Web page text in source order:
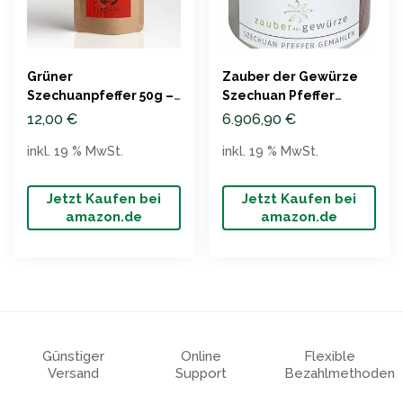
Grüner
Szechuanpfeffer 50g –
Premium Qualität
12,00 €
Jetzt Kaufen bei
amazon.de
inkl. 19 % MwSt.
Zauber der Gewürze
Szechuan Pfeffer
gemahlen, Top-
6.906,90 €
Jetzt Kaufen bei
amazon.de
inkl. 19 % MwSt.
Günstiger
Versand
Online
Support
Flexible
Bezahlmethoden